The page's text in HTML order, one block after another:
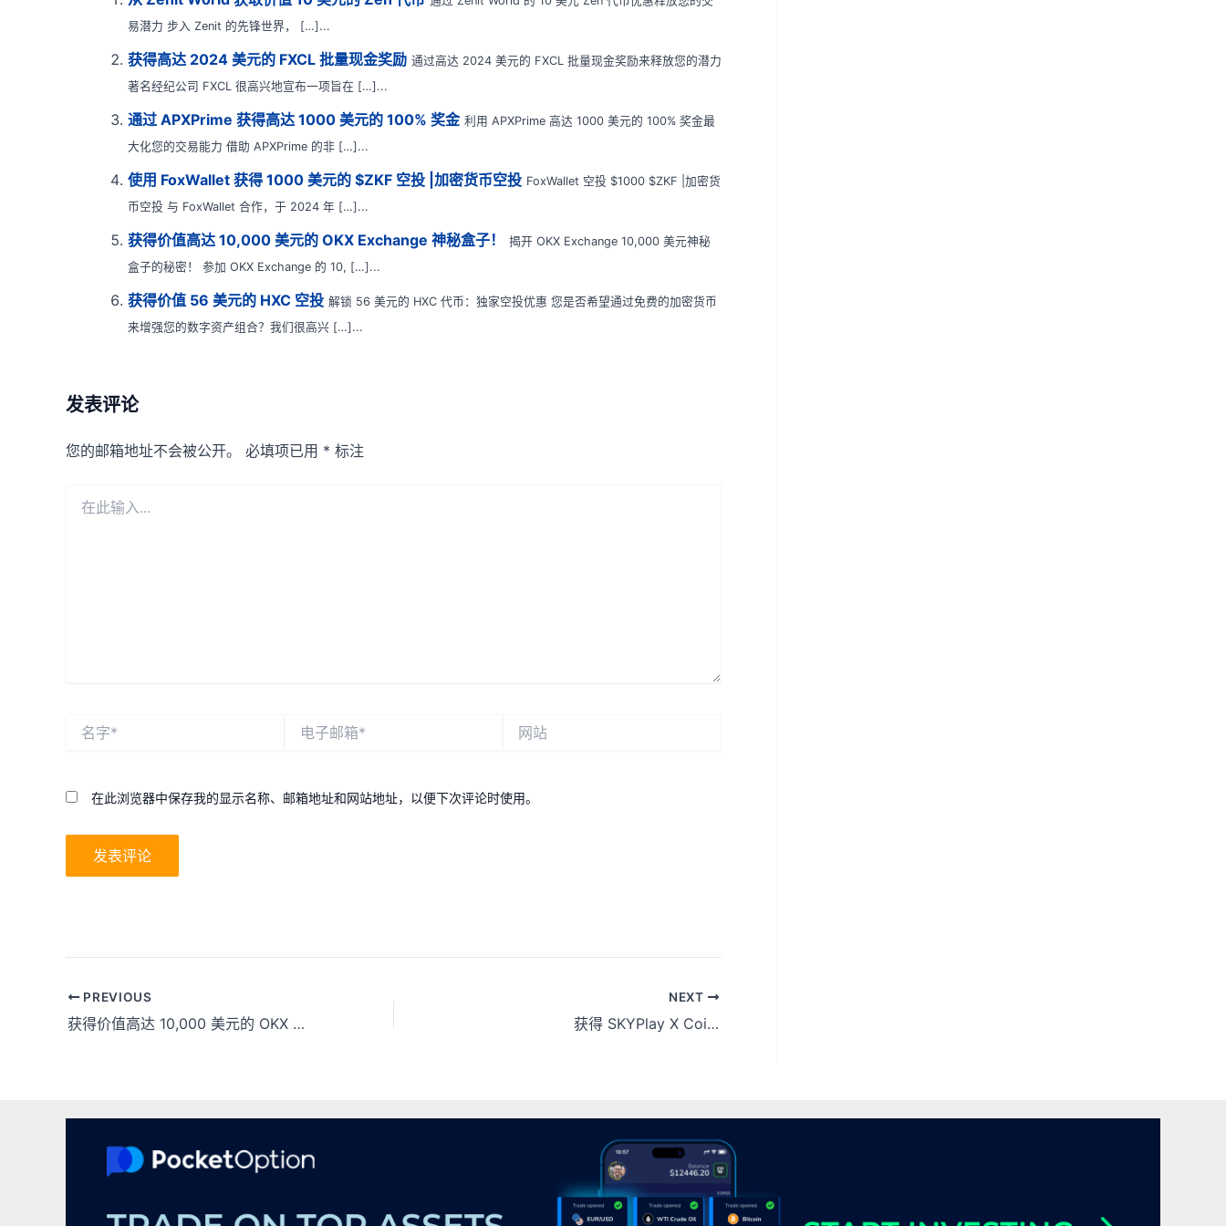
易潜力 步入 Zenit 的先锋世界， […]...
获得高达 2024 美元的 FXCL 批量现金奖励 通过高达 2024 美元的 FXCL 批量现金奖励来释放您的潜力
著名经纪公司 FXCL 很高兴地宣布一项旨在 […]...
通过 APXPrime 获得高达 1000 美元的 100% 奖金 利用 APXPrime 高达 1000 美元的 100% 奖金最
大化您的交易能力 借助 APXPrime 的非 […]...
使用 FoxWallet 获得 1000 美元的 $ZKF 空投 |加密货币空投 FoxWallet 空投 $1000 $ZKF |加密货
币空投 与 FoxWallet 合作，于 2024 年 […]...
获得价值高达 10,000 美元的 OKX Exchange 神秘盒子！
揭开 OKX Exchange 10,000 美元神秘
盒子的秘密！ 参加 OKX Exchange 的 10, […]...
获得价值 56 美元的 HXC 空投 解锁 56 美元的 HXC 代币：独家空投优惠 您是否希望通过免费的加密货币
来增强您的数字资产组合？我们很高兴 […]...
发表评论
您的邮箱地址不会被公开。 必填项已用 * 标注
*
在此浏览器中保存我的显示名称、邮箱地址和网站地址，以便下次评论时使用。
Post
navigation
PREVIOUS
获得价值高达 10,000 美元的 OKX Exchange 神秘盒子！
NEXT
获得 SKYPlay X CoinLive 空投